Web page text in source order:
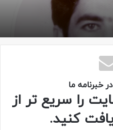
خبرنامه ما
را سریع تر از
کنید.